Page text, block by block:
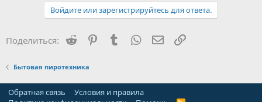
Войдите или зарегистрируйтесь для ответа.
Поделиться: Reddit PinterestTumblrWhatsAppЭлектронная почта
Ссылка
Бытовая пиротехника
Обратная связь
Условия и правила